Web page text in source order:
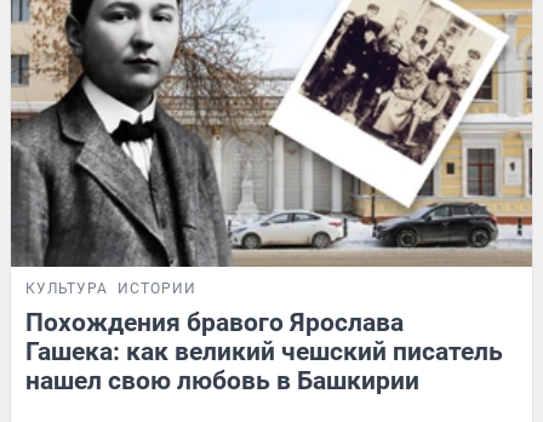
КУЛЬТУРА ИСТОРИИ
Похождения бравого Ярослава
Гашека: как великий чешский писатель
нашел свою любовь в Башкирии